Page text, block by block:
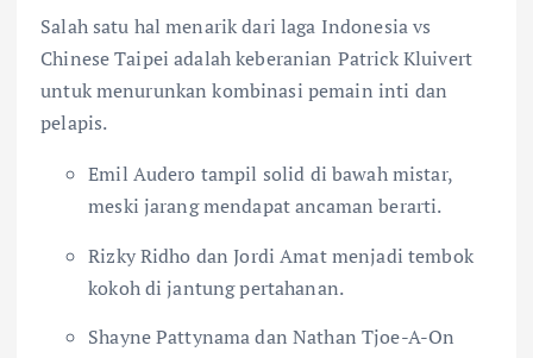
Salah satu hal menarik dari laga Indonesia vs
Chinese Taipei adalah keberanian Patrick Kluivert
untuk menurunkan kombinasi pemain inti dan
pelapis.
Emil Audero tampil solid di bawah mistar,
meski jarang mendapat ancaman berarti.
Rizky Ridho dan Jordi Amat menjadi tembok
kokoh di jantung pertahanan.
Shayne Pattynama dan Nathan Tjoe-A-On